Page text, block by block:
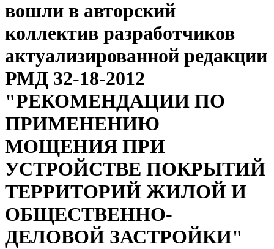
вошли в авторский
коллектив разработчиков
актуализированной редакции
РМД 32-18-2012
"РЕКОМЕНДАЦИИ ПО
ПРИМЕНЕНИЮ
МОЩЕНИЯ ПРИ
УСТРОЙСТВЕ ПОКРЫТИЙ
ТЕРРИТОРИЙ ЖИЛОЙ И
ОБЩЕСТВЕННО-
ДЕЛОВОЙ ЗАСТРОЙКИ"